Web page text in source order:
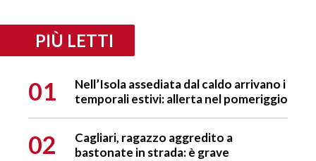
PIÙ LETTI
01
Nell’Isola assediata dal caldo arrivano i
temporali estivi: allerta nel pomeriggio
02
Cagliari, ragazzo aggredito a
bastonate in strada: è grave